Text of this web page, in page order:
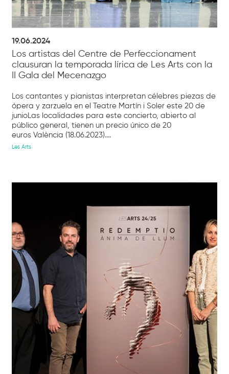
19.06.2024
Los artistas del Centre de Perfeccionament
clausuran la temporada lírica de Les Arts con la
II Gala del Mecenazgo
Los cantantes y pianistas interpretan célebres piezas de
ópera y zarzuela en el Teatre Martín i Soler este 20 de
junioLas localidades para este concierto, abierto al
público general, tienen un precio único de 20
euros València (18.06.2023)....
Les Arts